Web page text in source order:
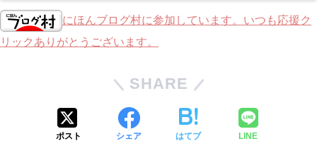
にほんブログ村に参加しています。いつも応援ク
リックありがとうございます。
SHARE
ポスト シェア はてブ LINE